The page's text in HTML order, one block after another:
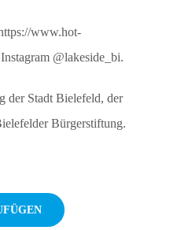
www.hot-
@lakeside_bi.
der Stadt Bielefeld, der
Bürgerstiftung.